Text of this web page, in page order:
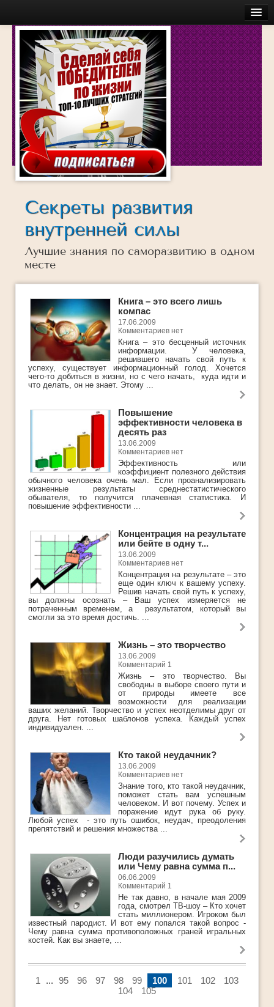
Главная
Бесплатное
Моя История
Об авторе
Обучение
Услуги
Аудио
Беседы с успешными людьми
Думай
Инсайты
Истории успеха
Как добиться успеха
Как легко и быстро похудеть
Как определить свои таланты
Как стать богатым
Методы стратегического успеха
Мифы успеха
Мои истории успеха
Молодеть с каждым годом
Новости
Обучающее видео
Ответы
Платные Продукты
Полезные книги
ТОП-10
Секреты развития
внутренней силы
Лучшие знания по саморазвитию в одном
месте
Книга – это всего лишь
компас
17.06.2009
Комментариев нет
Книга – это бесценный источник
информации. У человека,
решившего начать свой путь к
успеху, существует информационный голод. Хочется
чего-то добиться в жизни, но с чего начать, куда идти и
что делать, он не знает. Этому ...
Повышение
эффективности человека в
десять раз
13.06.2009
Комментариев нет
Эффективность или
коэффициент полезного действия
обычного человека очень мал. Если проанализировать
жизненные результаты среднестатистического
обывателя, то получится плачевная статистика. И
повышение эффективности ...
Концентрация на результате
или бейте в одну т...
13.06.2009
Комментариев нет
Концентрация на результате – это
еще один ключ к вашему успеху.
Решив начать свой путь к успеху,
вы должны осознать – Ваш успех измеряется не
потраченным временем, а результатом, который вы
смогли за это время достичь. ...
Жизнь – это творчество
13.06.2009
Комментарий 1
Жизнь – это творчество. Вы
свободны в выборе своего пути и
от природы имеете все
возможности для реализации
ваших желаний. Творчество и успех неотделимы друг от
друга. Нет готовых шаблонов успеха. Каждый успех
индивидуален. ...
Кто такой неудачник?
13.06.2009
Комментариев нет
Знание того, кто такой неудачник,
поможет стать вам успешным
человеком. И вот почему. Успех и
поражение идут рука об руку.
Любой успех - это путь ошибок, неудач, преодоления
препятствий и решения множества ...
Люди разучились думать
или Чему равна сумма п...
06.06.2009
Комментарий 1
Не так давно, в начале мая 2009
года, смотрел ТВ-шоу – Кто хочет
стать миллионером. Игроком был
известный пародист. И вот ему попался такой вопрос -
Чему равна сумма противоположных граней игральных
костей. Как вы знаете, ...
1 ... 95 96 97 98 99 100 101 102
103
104
105